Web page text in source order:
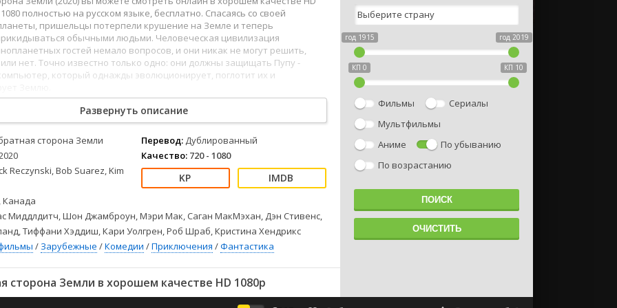
Детские
Драмы
Комедии
Спорт
Триллеры
Ужасы
Фантастика
2022
2021
Русские
Фильмы из соцетей
1080 полностью на русском языке, бесплатно. Спасаясь со своей
пришельцы потерпели крушение на Земле и теперь
обычными людьми. Человеческая цивилизация
гостей немало вопросов, и они никак не могут решить,
нет. Точно известно только одно: они должны защищать Пупу -
который однажды эволюционирует, поглотит их и
Развернуть описание
сторона Земли
Reczynski, Bob Suarez, Kim
Перевод: Дублированный
Качество: 720 - 1080
Миддлдитч, Шон Джамброун, Мэри Мак, Саган МакМэхан, Дэн Стивенс,
Тиффани Хэддиш, Кари Уолгрен, Роб Шраб, Кристина Хендрикс
/ Зарубежные /Комедии /Приключения /Фантастика
сторона Земли в хорошем качестве HD 1080p
год 1915 год 2019
КП 0 КП 10
Фильмы
Сериалы
Мультфильмы
Аниме
По убыванию
По возрастанию